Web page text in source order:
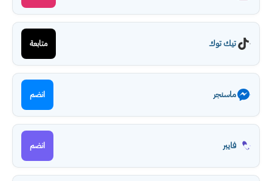
تيك توك متابعة
ماسنجر انضم
فايبر انضم